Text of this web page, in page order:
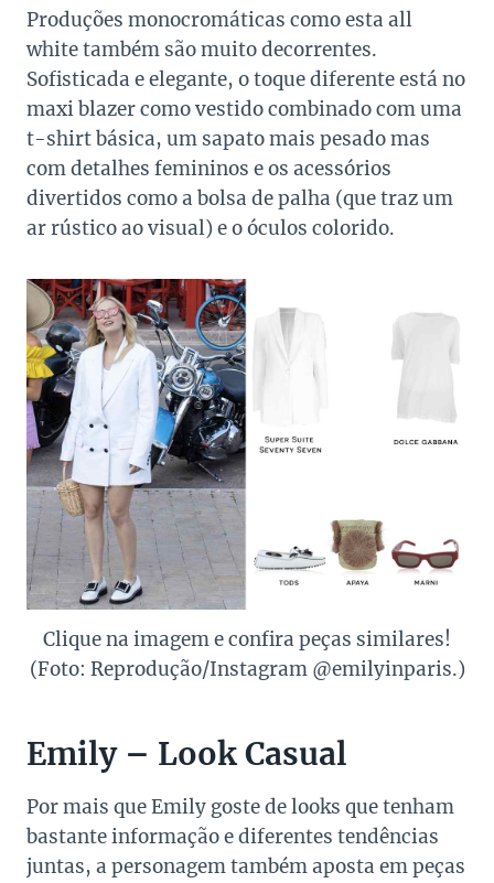
Produções monocromáticas como esta all
white também são muito decorrentes.
Sofisticada e elegante, o toque diferente está no
maxi blazer como vestido combinado com uma
t-shirt básica, um sapato mais pesado mas
com detalhes femininos e os acessórios
divertidos como a bolsa de palha (que traz um
ar rústico ao visual) e o óculos colorido.
Clique na imagem e confira peças similares!
(Foto: Reprodução/Instagram @emilyinparis.)
Emily – Look Casual
Por mais que Emily goste de looks que tenham
bastante informação e diferentes tendências
juntas, a personagem também aposta em peças